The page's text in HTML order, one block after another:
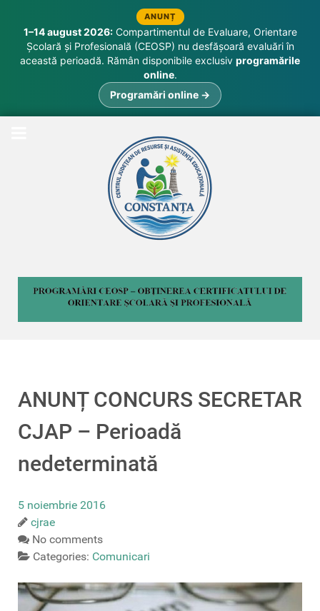
ANUNȚ
1–14 august 2026:Compartimentul de Evaluare, Orientare
Școlară și Profesională (CEOSP) nu desfășoară evaluări în
această perioadă. Rămân disponibile exclusiv programările
online.
Programări online →
ANUNȚ CONCURS SECRETAR
CJAP – Perioadă
nedeterminată
5 noiembrie 2016
cjrae
No comments
Categories: Comunicari